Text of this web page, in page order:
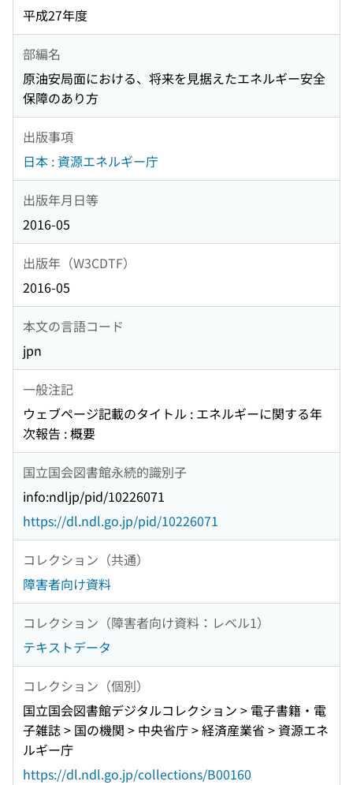
平成27年度
部編名
原油安局面における、将来を見据えたエネルギー安全
保障のあり方
出版事項
日本 : 資源エネルギー庁
出版年月日等
2016-05
出版年（W3CDTF）
2016-05
本文の言語コード
jpn
一般注記
ウェブページ記載のタイトル : エネルギーに関する年
次報告 : 概要
国立国会図書館永続的識別子
info:ndljp/pid/10226071
https://dl.ndl.go.jp/pid/10226071
コレクション（共通）
障害者向け資料
コレクション（障害者向け資料：レベル1）
テキストデータ
コレクション（個別）
国立国会図書館デジタルコレクション > 電子書籍・電
子雑誌 > 国の機関 > 中央省庁 > 経済産業省 > 資源エネ
ルギー庁
https://dl.ndl.go.jp/collections/B00160